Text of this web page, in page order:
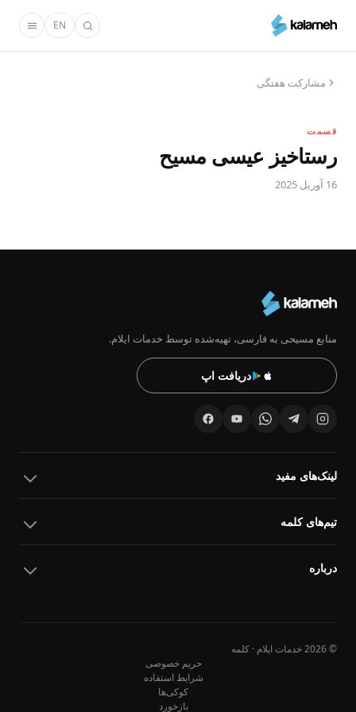
محتوای
EN
مشارکت هفتگی
قسمت
رستاخیز عیسی مسیح
16 آوریل 2025
منابع مسیحی به فارسی، تهیه‌شده توسط خدمات ایلام.
دریافت اپ
لینک‌های مفید
تیم‌های کلمه
درباره
© 2026 خدمات ایلام · کلمه
حریم خصوصی
شرایط استفاده
کوکی‌ها
بازخورد
10